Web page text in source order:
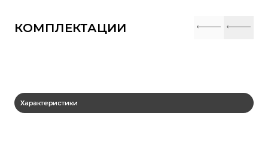
КОМПЛЕКТАЦИИ
Характеристики